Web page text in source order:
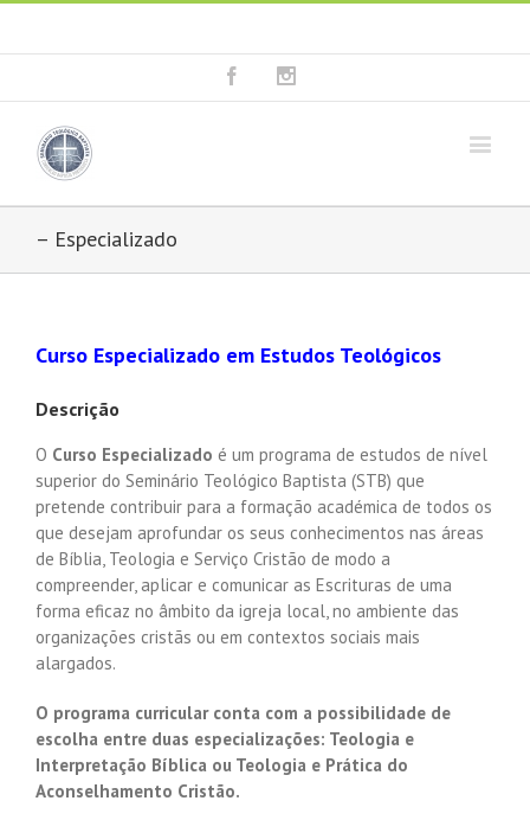
Facebook
– Especializado
Curso Especializado em Estudos Teológicos
Descrição
O Curso Especializado é um programa de estudos de nível
superior do Seminário Teológico Baptista (STB) que
pretende contribuir para a formação académica de todos os
que desejam aprofundar os seus conhecimentos nas áreas
de Bíblia, Teologia e Serviço Cristão de modo a
compreender, aplicar e comunicar as Escrituras de uma
forma eficaz no âmbito da igreja local, no ambiente das
organizações cristãs ou em contextos sociais mais
alargados.
O programa curricular conta com a possibilidade de
escolha entre duas especializações: Teologia e
Interpretação Bíblica ou Teologia e Prática do
Aconselhamento Cristão.